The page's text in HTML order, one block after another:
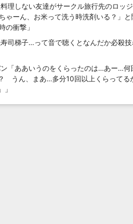
理しない友達がサークル旅行先のロッ
ちゃーん、お米って洗う時洗剤いる？」
の衝撃 」
司梯子…って音で聴くとなんだか必殺技
「ああいうのをくらったのは…あー…何
うん、まあ…多分10回以上くらってる
」